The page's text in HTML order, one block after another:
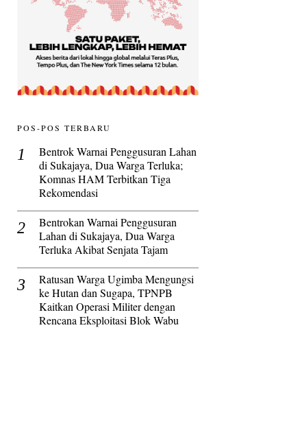
POS-POS TERBARU
Bentrok Warnai Penggusuran Lahan
di Sukajaya, Dua Warga Terluka;
Komnas HAM Terbitkan Tiga
Rekomendasi
Bentrokan Warnai Penggusuran
Lahan di Sukajaya, Dua Warga
Terluka Akibat Senjata Tajam
Ratusan Warga Ugimba Mengungsi
ke Hutan dan Sugapa, TPNPB
Kaitkan Operasi Militer dengan
Rencana Eksploitasi Blok Wabu